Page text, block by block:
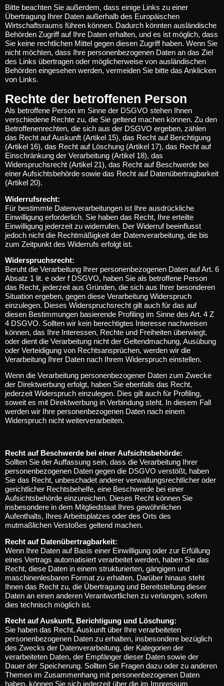
Bitte beachten Sie außerdem, dass einige Links zu einer
Übertragung Ihrer Daten außerhalb des Europäischen
Wirtschaftsraums führen können. Dadurch könnten ausländische
Behörden Zugriff auf Ihre Daten erhalten, und es ist möglich, dass
Sie keine rechtlichen Mittel gegen diesen Zugriff haben. Wenn Sie
nicht möchten, dass Ihre personenbezogenen Daten an das Ziel
des Links übertragen oder möglicherweise von ausländischen
Behörden eingesehen werden, vermeiden Sie bitte das Anklicken
von Links.
Rechte der betroffenen Person
Als betroffene Person im Sinne der DSGVO stehen Ihnen
verschiedene Rechte zu, die Sie geltend machen können. Zu den
Betroffenenrechten, die sich aus der DSGVO ergeben, zählen
das Recht auf Auskunft (Artikel 15), das Recht auf Berichtigung
(Artikel 16), das Recht auf Löschung (Artikel 17), das Recht auf
Einschränkung der Verarbeitung (Artikel 18), das
Widerspruchsrecht (Artikel 21), das Recht auf Beschwerde bei
einer Aufsichtsbehörde sowie das Recht auf Datenübertragbarkeit
(Artikel 20).
Widerrufsrecht:
Für bestimmte Datenverarbeitungen ist Ihre ausdrückliche
Einwilligung erforderlich. Sie haben das Recht, Ihre erteilte
Einwilligung jederzeit zu widerrufen. Der Widerruf beeinflusst
jedoch nicht die Rechtmäßigkeit der Datenverarbeitung, die bis
zum Zeitpunkt des Widerrufs erfolgt ist.
Widerspruchsrecht:
Beruht die Verarbeitung Ihrer personenbezogenen Daten auf Art. 6
Absatz 1 lit. e oder f DSGVO, haben Sie als betroffene Person
das Recht, jederzeit aus Gründen, die sich aus Ihrer besonderen
Situation ergeben, gegen diese Verarbeitung Widerspruch
einzulegen. Dieses Widerspruchsrecht gilt auch für das auf
diesen Bestimmungen basierende Profiling im Sinne des Art. 4 Z
4 DSGVO. Sollten wir kein berechtigtes Interesse nachweisen
können, das Ihre Interessen, Rechte und Freiheiten überwiegt,
oder dient die Verarbeitung nicht der Geltendmachung, Ausübung
oder Verteidigung von Rechtsansprüchen, werden wir die
Verarbeitung Ihrer Daten nach Ihrem Widerspruch einstellen.
Wenn die Verarbeitung personenbezogener Daten zum Zwecke
der Direktwerbung erfolgt, haben Sie ebenfalls das Recht,
jederzeit Widerspruch einzulegen. Dies gilt auch für Profiling,
soweit es mit Direktwerbung in Verbindung steht. In diesem Fall
werden wir Ihre personenbezogenen Daten nach einem
Widerspruch nicht weiterverarbeiten.
Recht auf Beschwerde bei einer Aufsichtsbehörde:
Sollten Sie der Auffassung sein, dass die Verarbeitung Ihrer
personenbezogenen Daten gegen die DSGVO verstößt, haben
Sie das Recht, unbeschadet anderer verwaltungsrechtlicher oder
gerichtlicher Rechtsbehelfe, eine Beschwerde bei einer
Aufsichtsbehörde einzureichen. Dieses Recht können Sie
insbesondere in dem Mitgliedstaat Ihres gewöhnlichen
Aufenthalts, Ihres Arbeitsplatzes oder des Orts des
mutmaßlichen Verstoßes geltend machen.
Recht auf Datenübertragbarkeit:
Wenn Ihre Daten auf Basis einer Einwilligung oder zur Erfüllung
eines Vertrags automatisiert verarbeitet werden, haben Sie das
Recht, diese Daten in einem strukturierten, gängigen und
maschinenlesbaren Format zu erhalten. Darüber hinaus steht
Ihnen das Recht zu, die Übertragung und Bereitstellung dieser
Daten an einen anderen Verantwortlichen zu verlangen, sofern
dies technisch möglich ist.
Recht auf Auskunft, Berichtigung und Löschung:
Sie haben das Recht, Auskunft über Ihre verarbeiteten
personenbezogenen Daten zu erhalten, insbesondere bezüglich
des Zwecks der Datenverarbeitung, der Kategorien der
verarbeiteten Daten, der Empfänger dieser Daten sowie der
Dauer der Speicherung. Sollten Sie Fragen dazu oder zu anderen
Themen im Zusammenhang mit personenbezogenen Daten
haben, können Sie sich jederzeit über die im Impressum